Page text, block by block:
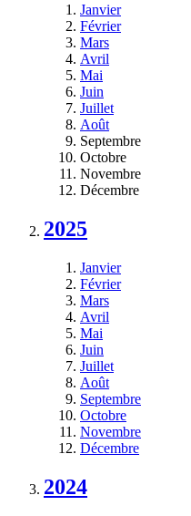
Janvier
Février
Mars
Avril
Mai
Juin
Juillet
Août
Septembre
Octobre
Novembre
Décembre
2025
Janvier
Février
Mars
Avril
Mai
Juin
Juillet
Août
Septembre
Octobre
Novembre
Décembre
2024